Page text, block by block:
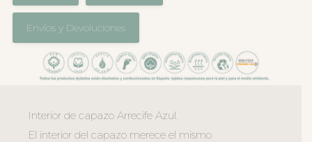
Envíos y Devoluciones
Interior de capazo Arrecife Azul.
El interior del capazo merece el mismo